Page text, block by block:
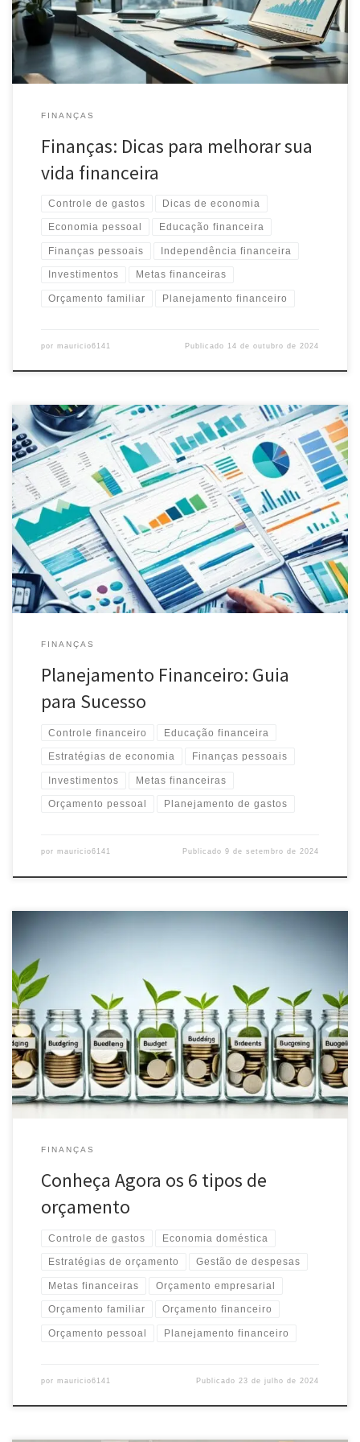
FINANÇAS
Finanças: Dicas para melhorar sua
vida financeira
Controle de gastos Dicas de economia
Economia pessoal Educação financeira
Finanças pessoais Independência financeira
Investimentos Metas financeiras
Orçamento familiar Planejamento financeiro
por mauricio6141 Publicado 14 de outubro de 2024
Descubra como alcançar estabilidade e sucesso com nosso guia
de planejamento financeiro. Dicas de orçamento, investimentos e
mais!
FINANÇAS
Planejamento Financeiro: Guia
para Sucesso
Controle financeiro Educação financeira
Estratégias de economia Finanças pessoais
Investimentos Metas financeiras
Orçamento pessoal Planejamento de gastos
por mauricio6141 Publicado9 de setembro de 2024
Descubra os 6 tipos de orçamento e aprenda a escolher o melhor
para suas finanças pessoais. Controle seus gastos e alcance suas
metas financeiras.
FINANÇAS
Conheça Agora os 6 tipos de
orçamento
Controle de gastos Economia doméstica
Estratégias de orçamento Gestão de despesas
Metas financeiras Orçamento empresarial
Orçamento familiar Orçamento financeiro
Orçamento pessoal Planejamento financeiro
por mauricio6141 Publicado 23 de julho de 2024